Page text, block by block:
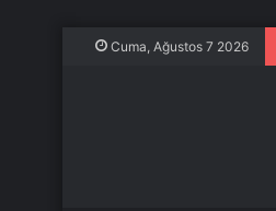
Cuma, Ağustos 7 2026